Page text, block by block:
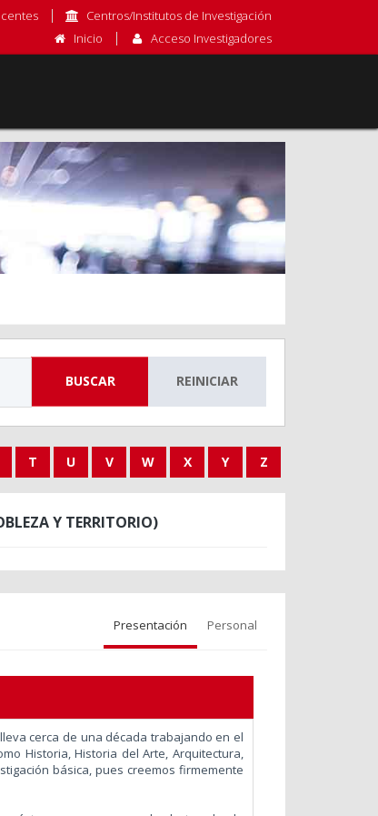
Centros/Institutos de Investigación
Inicio
Acceso Investigadores
BUSCAR REINICIAR
T U V W X Y Z
Y TERRITORIO)
Presentación Personal
cerca de una década trabajando en el
Historia, Historia del Arte, Arquitectura,
básica, pues creemos firmemente